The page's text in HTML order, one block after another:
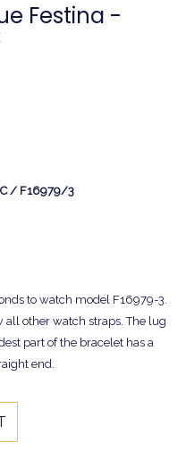
Festina -
/ F16979/3
to watch model F16979-3.
all other watch straps. The lug
part of the bracelet has a
end.